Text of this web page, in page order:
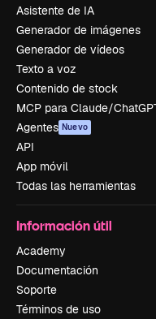
Asistente de IA
Generador de imágenes
Generador de vídeos
Texto a voz
Contenido de stock
MCP para Claude/
Agentes Nuevo
API
App móvil
Todas las herramientas
Información útil
Academy
Documentación
Soporte
Términos de uso